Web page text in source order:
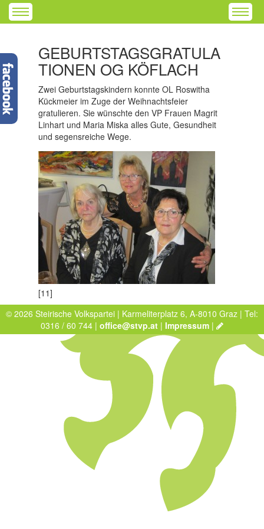
GEBURTSTAGSGRATULA
TIONEN OG KÖFLACH
Zwei Geburtstagskindern konnte OL Roswitha
Kückmeier im Zuge der Weihnachtsfeier
gratulieren. Sie wünschte den VP Frauen Magrit
Linhart und Maria Miska alles Gute, Gesundheit
und segensreiche Wege.
[11]
© 2026 Steirische Volkspartei | Karmeliterplatz 6, A-8010 Graz | Tel:
0316 / 60 744 | office@stvp.at | Impressum |